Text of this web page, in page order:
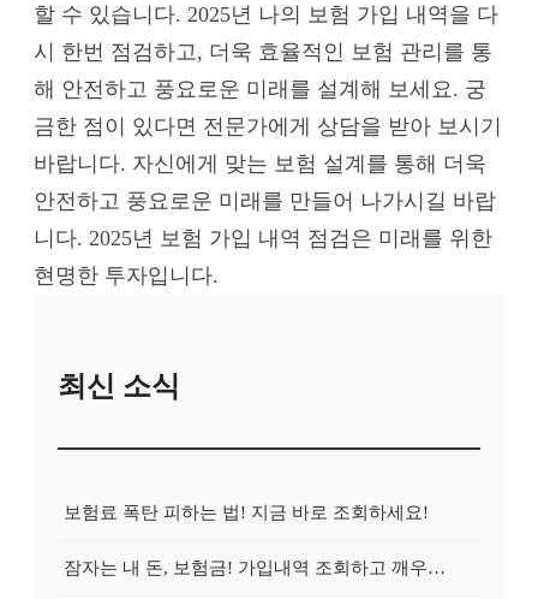
할 수 있습니다. 2025년 나의 보험 가입 내역을 다
시 한번 점검하고, 더욱 효율적인 보험 관리를 통
해 안전하고 풍요로운 미래를 설계해 보세요. 궁
금한 점이 있다면 전문가에게 상담을 받아 보시기
바랍니다. 자신에게 맞는 보험 설계를 통해 더욱
안전하고 풍요로운 미래를 만들어 나가시길 바랍
니다. 2025년 보험 가입 내역 점검은 미래를 위한
현명한 투자입니다.
최신 소식
보험료 폭탄 피하는 법! 지금 바로 조회하세요!
잠자는 내 돈, 보험금! 가입내역 조회하고 깨우는 방법